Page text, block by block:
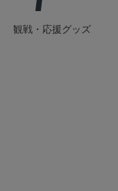
観戦・応援グッズ